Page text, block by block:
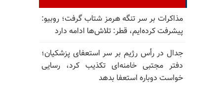
مذاکرات بر سر تنگه هرمز شتاب گرفت؛ روبیو:
پیشرفت کرده‌ایم، قطر: تلاش‌ها ادامه دارد
جدال در رأس رژیم بر سر استعفای پزشکیان؛
دفتر مجتبی خامنه‌ای تکذیب کرد، رسایی
خواست دوباره استعفا بدهد